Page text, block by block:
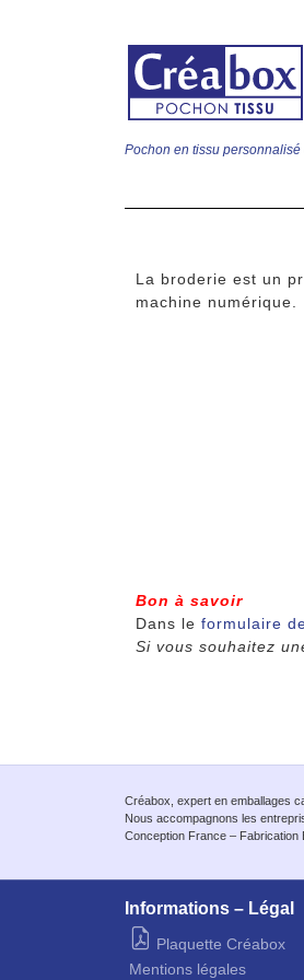
Pochon en tissu
La broderie est un
machine numérique.
Bon à savoir
Dans le formulaire
Si vous souhaitez
Créabox, expert en emballages
Nous accompagnons les
Conception France – Fabrication
Informations – Légal
Plaquette Créabox
Mentions légales